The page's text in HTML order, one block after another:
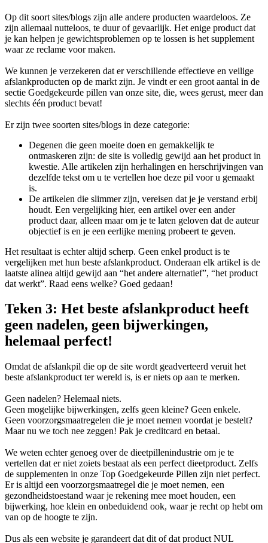
Op dit soort sites/blogs zijn alle andere producten waardeloos. Ze
zijn allemaal nutteloos, te duur of gevaarlijk. Het enige product dat
je kan helpen je gewichtsproblemen op te lossen is het supplement
waar ze reclame voor maken.
We kunnen je verzekeren dat er verschillende effectieve en veilige
afslankproducten op de markt zijn. Je vindt er een groot aantal in de
sectie Goedgekeurde pillen van onze site, die, wees gerust, meer dan
slechts één product bevat!
Er zijn twee soorten sites/blogs in deze categorie:
Degenen die geen moeite doen en gemakkelijk te
ontmaskeren zijn: de site is volledig gewijd aan het product in
kwestie. Alle artikelen zijn herhalingen en herschrijvingen van
dezelfde tekst om u te vertellen hoe deze pil voor u gemaakt
is.
De artikelen die slimmer zijn, vereisen dat je je verstand erbij
houdt. Een vergelijking hier, een artikel over een ander
product daar, alleen maar om je te laten geloven dat de auteur
objectief is en je een eerlijke mening probeert te geven.
Het resultaat is echter altijd scherp. Geen enkel product is te
vergelijken met hun beste afslankproduct. Onderaan elk artikel is de
laatste alinea altijd gewijd aan “het andere alternatief”, “het product
dat werkt”. Raad eens welke? Goed gedaan!
Teken 3: Het beste afslankproduct heeft
geen nadelen, geen bijwerkingen,
helemaal perfect!
Omdat de afslankpil die op de site wordt geadverteerd veruit het
beste afslankproduct ter wereld is, is er niets op aan te merken.
Geen nadelen? Helemaal niets.
Geen mogelijke bijwerkingen, zelfs geen kleine? Geen enkele.
Geen voorzorgsmaatregelen die je moet nemen voordat je bestelt?
Maar nu we toch nee zeggen! Pak je creditcard en betaal.
We weten echter genoeg over de dieetpillenindustrie om je te
vertellen dat er niet zoiets bestaat als een perfect dieetproduct. Zelfs
de supplementen in onze Top Goedgekeurde Pillen zijn niet perfect.
Er is altijd een voorzorgsmaatregel die je moet nemen, een
gezondheidstoestand waar je rekening mee moet houden, een
bijwerking, hoe klein en onbeduidend ook, waar je recht op hebt om
van op de hoogte te zijn.
Dus als een website je garandeert dat dit of dat product NUL